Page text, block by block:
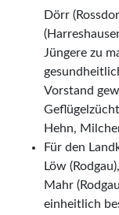
Dörr
Jüngere zu
Vorstand
Hehn,
Für den
Löw
Mahr
einheitlich